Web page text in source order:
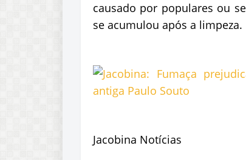
causado por populares ou
se acumulou após a limpeza.
Jacobina Notícias